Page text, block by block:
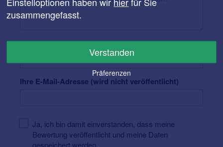
Ihr Name
Ihre E-Mail-Adresse (wird nicht veröffentlicht)
Ja, ich bin damit einverstanden, dass meine
Bewertung veröffentlicht und meine Daten
gespeichert werden.
zusammengefasst.
Verstanden
Präferenzen